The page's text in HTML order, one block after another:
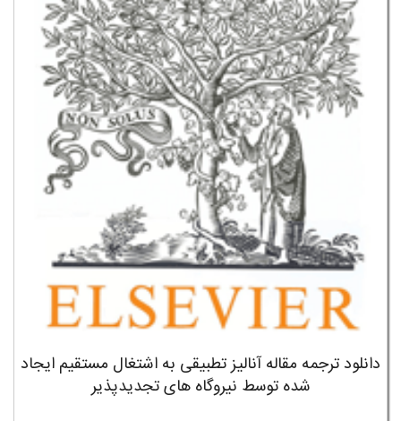
دانلود ترجمه مقاله آنالیز تطبیقی به اشتغال مستقیم ایجاد
شده توسط نیروگاه های تجدیدپذیر